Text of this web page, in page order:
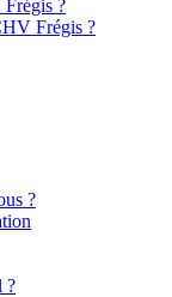
?
Frégis ?
?
?